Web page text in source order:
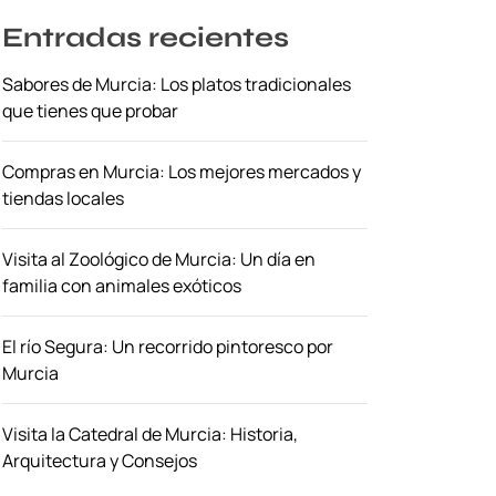
Entradas recientes
Sabores de Murcia: Los platos tradicionales
que tienes que probar
Compras en Murcia: Los mejores mercados y
tiendas locales
Visita al Zoológico de Murcia: Un día en
familia con animales exóticos
El río Segura: Un recorrido pintoresco por
Murcia
Visita la Catedral de Murcia: Historia,
Arquitectura y Consejos